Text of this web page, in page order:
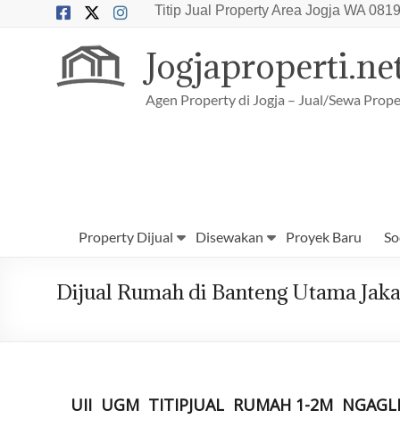
Titip Jual Property Area Jogja WA
Agen Property di Jogja – Jual/Sewa
Property Dijual Disewakan Proyek Baru
Dijual Rumah di Banteng Utama
RUMAH 1-2M
TITIPJUAL
UGM
UII